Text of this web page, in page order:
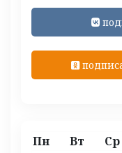
Пн Вт Ср